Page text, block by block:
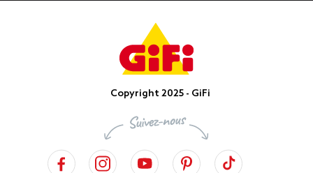
Copyright 2025 - GiFi